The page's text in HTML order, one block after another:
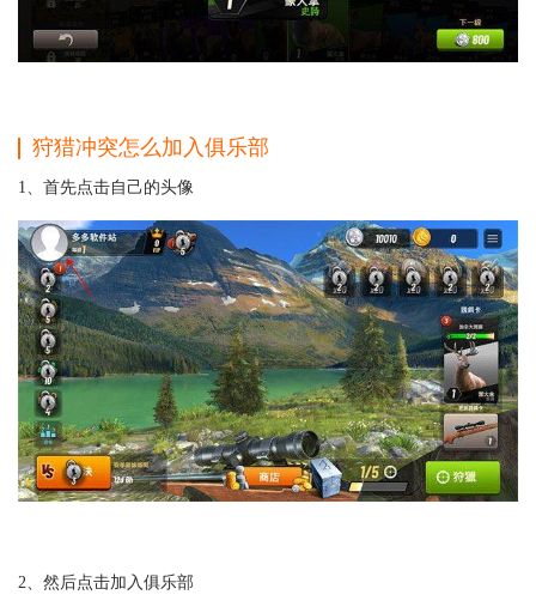
狩猎冲突怎么加入俱乐部
1、首先点击自己的头像
2、然后点击加入俱乐部